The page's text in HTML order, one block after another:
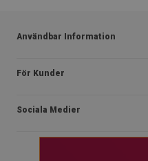
Användbar Information
Reklamationer
Kampanjregler
För Kunder
Om oss
Sociala Medier